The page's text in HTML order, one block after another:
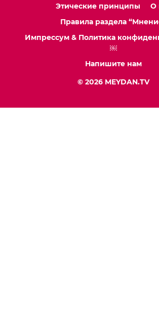
Этические принципы
О
Правила раздела
Импрессум & Политика
￼
Напишите нам
© 2026 MEYDAN.TV